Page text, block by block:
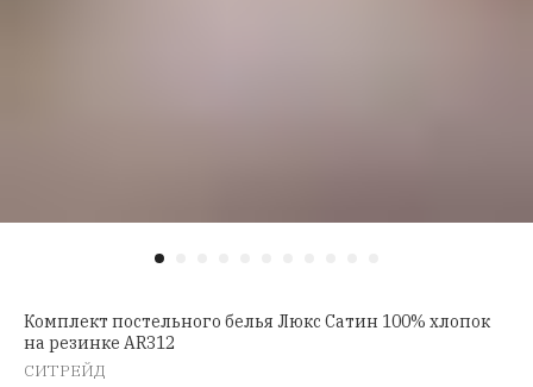
Комплект постельного белья Люкс Сатин 100% хлопок
на резинке AR312
СИТРЕЙД